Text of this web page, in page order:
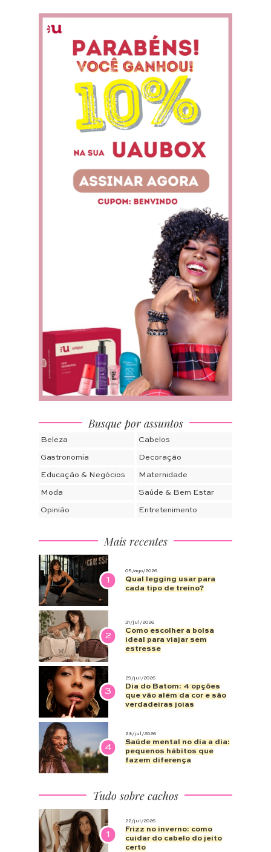
Busque por assuntos
Beleza Cabelos
Gastronomia Decoração
Educação & Negócios Maternidade
Moda Saúde & Bem Estar
Opinião Entretenimento
Mais recentes
1
05/ago/2026
Qual legging usar para
cada tipo de treino?
2
31/jul/2026
Como escolher a bolsa
ideal para viajar sem
estresse
3
29/jul/2026
Dia do Batom: 4 opções
que vão além da cor e são
verdadeiras joias
4
28/jul/2026
Saúde mental no dia a dia:
pequenos hábitos que
fazem diferença
Tudo sobre cachos
1
22/jul/2026
Frizz no inverno: como
cuidar do cabelo do jeito
certo